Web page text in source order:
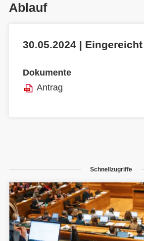
Ablauf
30.05.2024 | Eingereicht
Dokumente
Antrag
Schnellzugriffe